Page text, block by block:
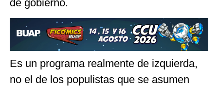
de gobierno.
Es un programa realmente de izquierda,
no el de los populistas que se asumen